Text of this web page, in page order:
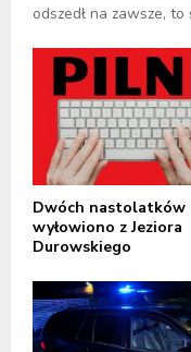
odszedł na zawsze, to
Dwóch nastolatków
wyłowiono z Jeziora
Durowskiego